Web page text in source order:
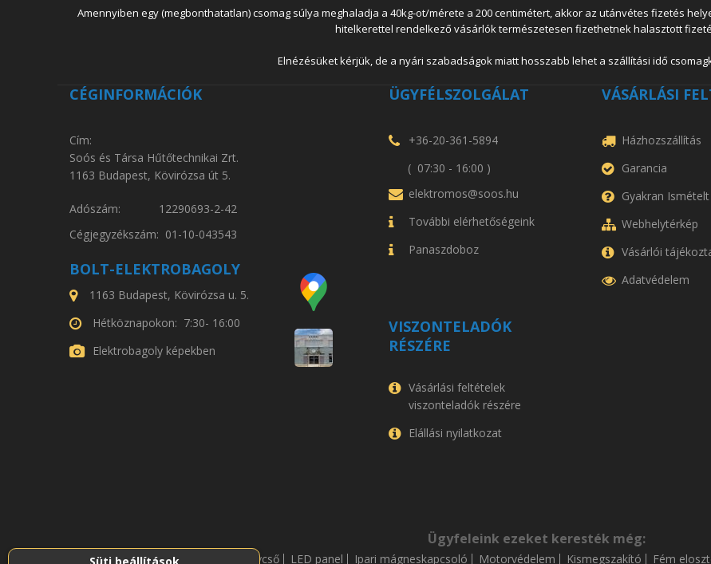
Amennyiben egy (megbonthatatlan) csomag súlya meghaladja a 40kg-ot/mérete a 200 centimétert, akkor az utánvétes fizetés
hitelkerettel rendelkező vásárlók természetesen fizethetnek halasztott
Elnézésüket kérjük, de a nyári szabadságok miatt hosszabb lehet a szállítási idő
CÉGINFORMÁCIÓK
Cím:
Soós és Társa Hűtőtechnikai Zrt.
1163 Budapest, Kövirózsa út 5.
Adószám: 12290693-2-42
Cégjegyzékszám: 01-10-043543
BOLT-ELEKTROBAGOLY
1163 Budapest, Kövirózsa u. 5.
Hétköznapokon: 7:30- 16:00
Elektrobagoly képekben
ÜGYFÉLSZOLGÁLAT
+36-20-361-5894
( 07:30 - 16:00 )
elektromos@soos.hu
További elérhetőségeink
Panaszdoboz
VISZONTELADÓK
RÉSZÉRE
Vásárlási feltételek
viszonteladók részére
Elállási nyilatkozat
VÁSÁRLÁSI
Házhozszállítás
Garancia
Gyakran
Webhelytérkép
Vásárlói
Adatvédelem
Ügyfeleink ezeket keresték még:
LED fénycső LED panel Ipari mágneskapcsoló Motorvédelem Kismegszakító Fém